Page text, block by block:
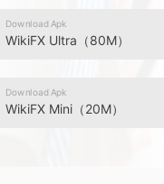
Download Apk
WikiFX Ultra（80M）
Download Apk
WikiFX Mini（20M）